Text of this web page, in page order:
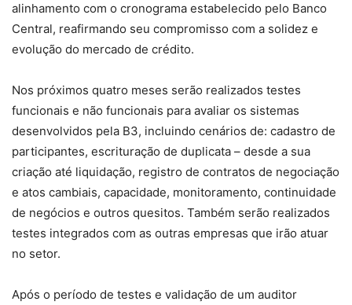
alinhamento com o cronograma estabelecido pelo Banco
Central, reafirmando seu compromisso com a solidez e
evolução do mercado de crédito.
Nos próximos quatro meses serão realizados testes
funcionais e não funcionais para avaliar os sistemas
desenvolvidos pela B3, incluindo cenários de: cadastro de
participantes, escrituração de duplicata – desde a sua
criação até liquidação, registro de contratos de negociação
e atos cambiais, capacidade, monitoramento, continuidade
de negócios e outros quesitos. Também serão realizados
testes integrados com as outras empresas que irão atuar
no setor.
Após o período de testes e validação de um auditor